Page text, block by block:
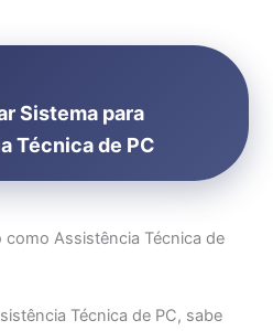
Sistema para
Técnica de PC
como Assistência Técnica de
Técnica de PC, sabe